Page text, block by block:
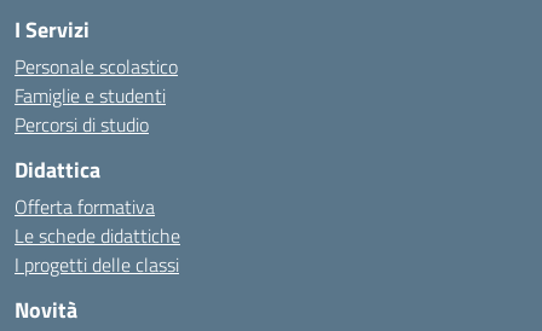
I Servizi
Personale scolastico
Famiglie e studenti
Percorsi di studio
Didattica
Offerta formativa
Le schede didattiche
I progetti delle classi
Novità